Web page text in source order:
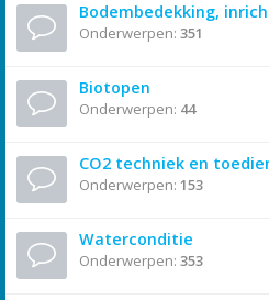
Bodembedekking,
Onderwerpen: 351
Biotopen
Onderwerpen: 44
CO2 techniek en
Onderwerpen: 153
Waterconditie
Onderwerpen: 353